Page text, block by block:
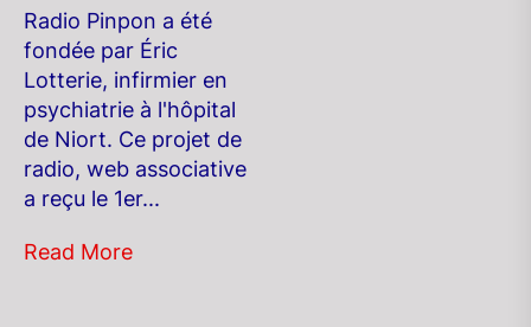
Radio Pinpon a été
fondée par Éric
Lotterie, infirmier en
psychiatrie à l'hôpital
de Niort. Ce projet de
radio, web associative
a reçu le 1er...
Read More